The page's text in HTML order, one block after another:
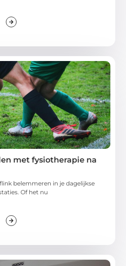
met fysiotherapie na
belemmeren in je dagelijkse
Of het nu